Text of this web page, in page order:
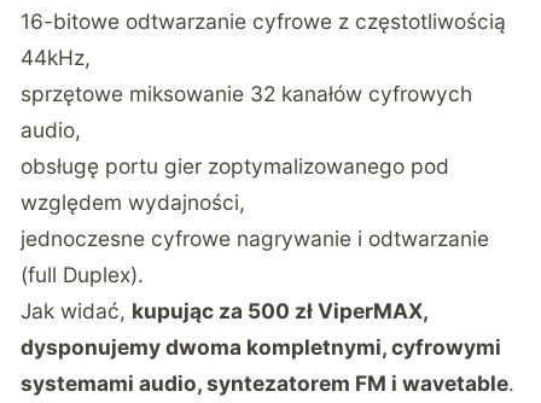
16-bitowe odtwarzanie cyfrowe z częstotliwością
44kHz,
sprzętowe miksowanie 32 kanałów cyfrowych
audio,
obsługę portu gier zoptymalizowanego pod
względem wydajności,
jednoczesne cyfrowe nagrywanie i odtwarzanie
(full Duplex).
Jak widać, kupując za 500 zł ViperMAX,
dysponujemy dwoma kompletnymi, cyfrowymi
systemami audio, syntezatorem FM i wavetable.